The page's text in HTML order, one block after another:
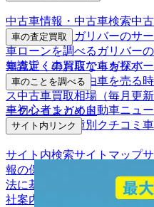
中古車情報・中古車検索中
車購入ガイド
ガリバーのサ
車ローンを調べる ガリバー
知識近くのお店で車を探す
車の査定買取
車査定・車買取ならガリバー
定が選ばれる理由車を売る
ス中古車買取相場（毎月更新
ークションガイド
車のことを調べる
車初心者まとめ自動車ニュ
費を調べる車種別クチコミ
サイト内リンク
サイト内検索サイトマップ
報の保護について
法に基づく表示
アフィリエ
社案内